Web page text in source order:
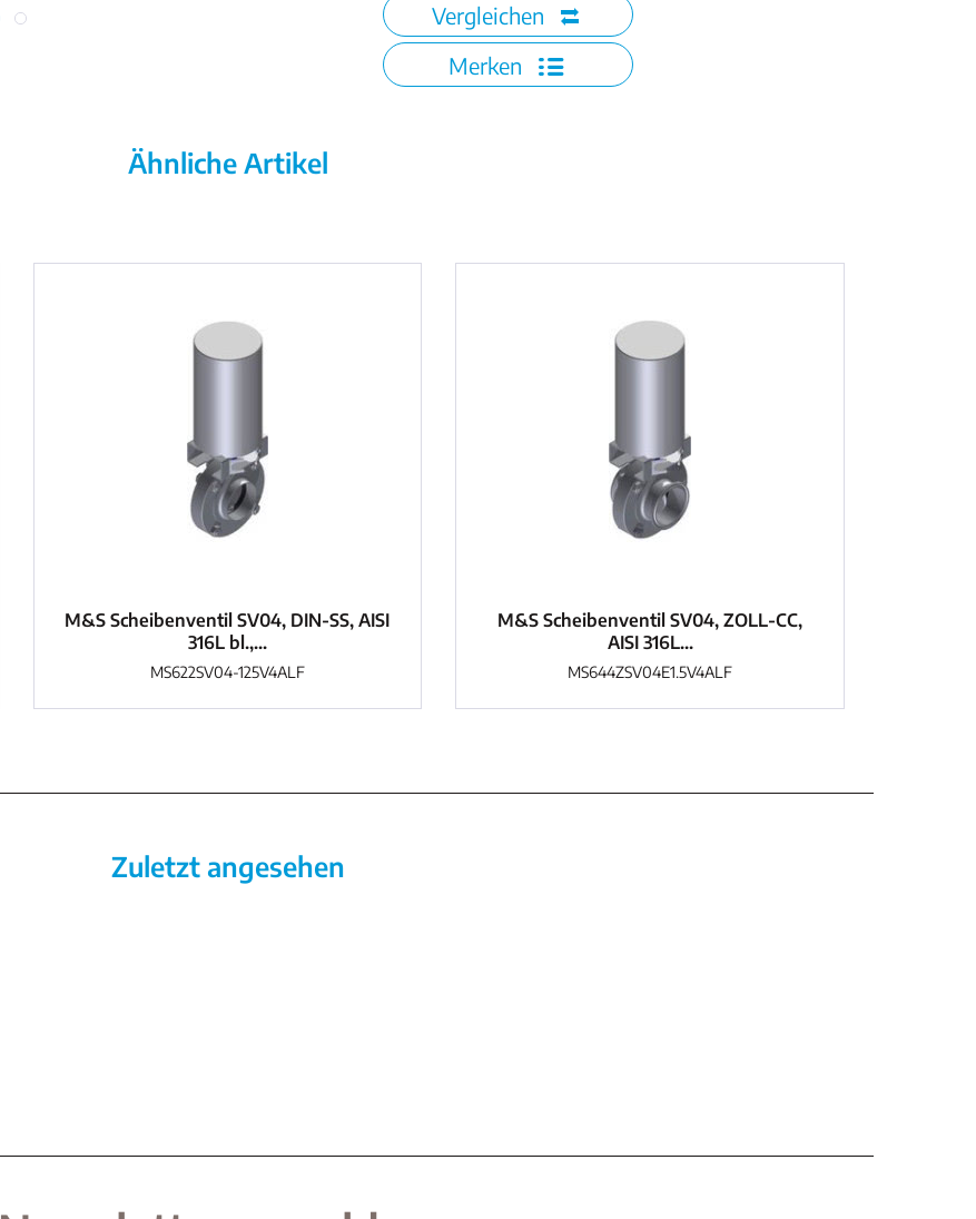
Vergleichen
Merken
Ähnliche Artikel
M&S Scheibenventil SV04, DIN-SS, AISI
316L bl.,...
MS622SV04-125V4ALF
M&S Scheibenventil SV04, ZOLL-CC,
AISI 316L...
MS644ZSV04E1.5V4ALF
Zuletzt angesehen